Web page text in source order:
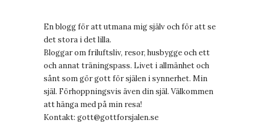
En blogg för att utmana mig själv och för att se
det stora i det lilla.
Bloggar om friluftsliv, resor, husbygge och ett
och annat träningspass. Livet i allmänhet och
sånt som gör gott för själen i synnerhet. Min
själ. Förhoppningsvis även din själ. Välkommen
att hänga med på min resa!
Kontakt: gott@gottforsjalen.se